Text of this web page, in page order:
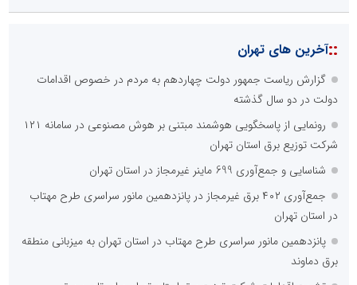
هزینه های بالای ارتباط با رسانه ها
عدم داشتن ایده در ارائه خدمات رسانه ای
عدم اعتبار ویژه به محتواهای خبری
محدودیت در انتشار محتوا
::اخبار برگزیده در موتورهای جستجو
صورت‌های مالی سال ۱۴۰۴ کالبر در بوته رأی؛ پخش آنلاین مجمع برای
سهامداران در سراسر کشور